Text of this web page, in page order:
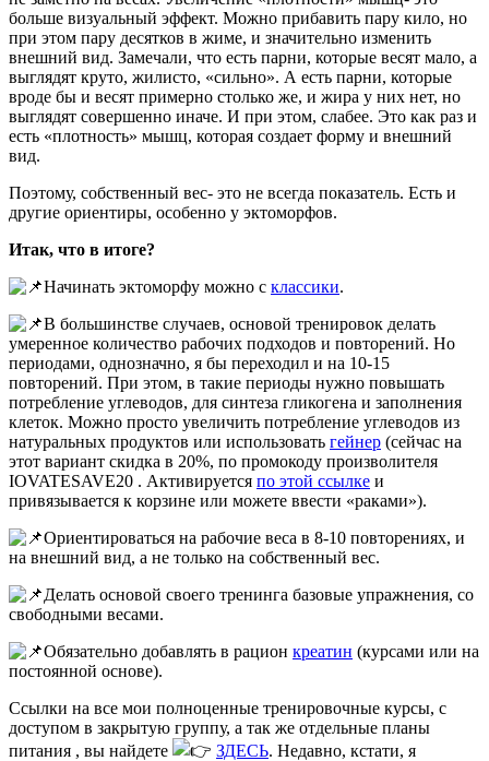
больше визуальный эффект. Можно прибавить пару кило, но
при этом пару десятков в жиме, и значительно изменить
внешний вид. Замечали, что есть парни, которые весят мало, а
выглядят круто, жилисто, «сильно». А есть парни, которые
вроде бы и весят примерно столько же, и жира у них нет, но
выглядят совершенно иначе. И при этом, слабее. Это как раз и
есть «плотность» мышц, которая создает форму и внешний
вид.
Поэтому, собственный вес- это не всегда показатель. Есть и
другие ориентиры, особенно у эктоморфов.
Итак, что в итоге?
Начинать эктоморфу можно с классики.
В большинстве случаев, основой тренировок делать
умеренное количество рабочих подходов и повторений. Но
периодами, однозначно, я бы переходил и на 10-15
повторений. При этом, в такие периоды нужно повышать
потребление углеводов, для синтеза гликогена и заполнения
клеток. Можно просто увеличить потребление углеводов из
натуральных продуктов или использовать гейнер (сейчас на
этот вариант скидка в 20%, по промокоду произволителя
IOVATESAVE20 . Активируется по этой ссылке и
привязывается к корзине или можете ввести «раками»).
Ориентироваться на рабочие веса в 8-10 повторениях, и
на внешний вид, а не только на собственный вес.
Делать основой своего тренинга базовые упражнения, со
свободными весами.
Обязательно добавлять в рацион креатин (курсами или на
постоянной основе).
Ссылки на все мои полноценные тренировочные курсы, с
доступом в закрытую группу, а так же отдельные планы
питания , вы найдете
ЗДЕСЬ. Недавно, кстати, я